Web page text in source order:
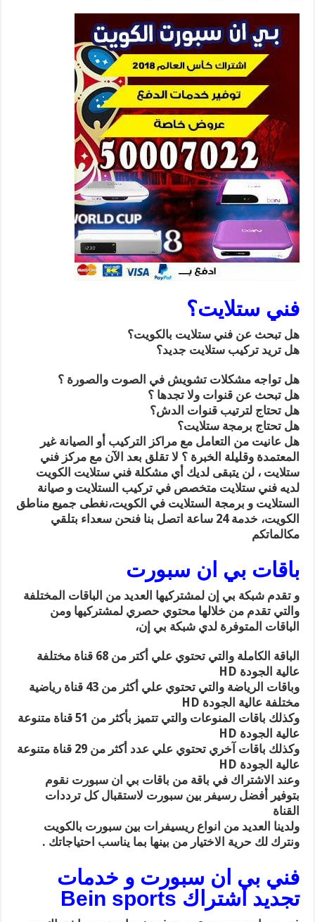
فني ستلايت؟
هل تبحث عن فني ستلايت بالكويت؟
هل تريد تركيب ستلايت جديد؟
هل تواجه مشكلات تشويش في الصوت والصورة ؟
هل تبحث عن قنوات ولا تجدها ؟
هل تحتاج لترتيب قنوات الدش؟
هل تحتاج برمجة ستلايت؟
هل عانيت من التعامل مع مراكز التركيب أو الصيانة غير
المعتمدة وقليلة الخبرة ؟ لا تقلق بعد الآن مع مركز فني
ستلايت ، لن يتبقى لديك أي مشكلة فني ستلايت الكويت
لديه فني ستلايت متخصص في تركيب الستلايت و صيانة
الستلايت و برمجة الستلايت في الكويت،نغطى جميع مناطق
الكويت، خدمة 24 ساعة اتصل بنا فنحن سعداء بتلقي
مكالماتكم
باقات بي ان سبورت
و تقدم شبكة بي إن لمشتركيها العديد من الباقات المختلفة
والتي تقدم من خلالها محتوي حصري لمشتركيها ومن
الباقات المتوفرة لدي شبكة بي إن،
الباقة الكاملة والتي تحتوي علي أكتر من 68 قناة مختلفة
عالية الجودة HD
وباقات الرياضة والتي تحتوي علي أكثر من 43 قناة رياضية
مختلفة عالية الجودة HD
وكذلك باقات المنوعات والتي تتميز بأكثر من 51 قناة متنوعة
عالية الجودة HD
وكذلك باقات آخري تحتوي علي عدد أكثر من 29 قناة متنوعة
عالية الجودة HD
وعند الاشتراك في باقة من باقات بي ان سبورت نقوم
بتوفير أفضل رسيفر بين سبورت لاستقبال كل ترددات
القناة
ولدينا العديد من انواع ريسيفرات بين سبورت بالكويت
ونترك لك حرية الاختيار من بينها بما يناسب احتياجاتك .
فني بي ان سبورت و خدمات
تجديد اشتراك Bein sports